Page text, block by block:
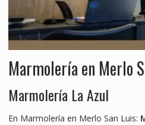
Marmolería en Merlo
Marmolería La Azul
En Marmolería en Merlo San Luis: